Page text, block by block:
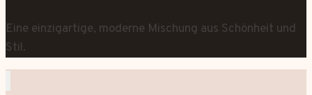
Eine einzigartige, moderne Mischung aus Schönheit und
Stil.